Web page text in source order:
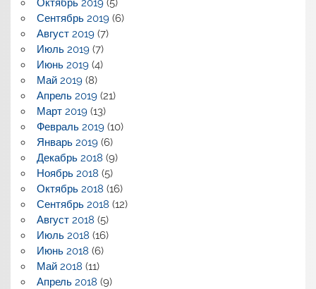
Октябрь 2019(5)
Сентябрь 2019(6)
Август 2019(7)
Июль 2019(7)
Июнь 2019(4)
Май 2019(8)
Апрель 2019(21)
Март 2019(13)
Февраль 2019(10)
Январь 2019(6)
Декабрь 2018 (9)
Ноябрь 2018 (5)
Октябрь 2018 (16)
Сентябрь 2018 (12)
Август 2018 (5)
Июль 2018 (16)
Июнь 2018 (6)
Май 2018 (11)
Апрель 2018 (9)